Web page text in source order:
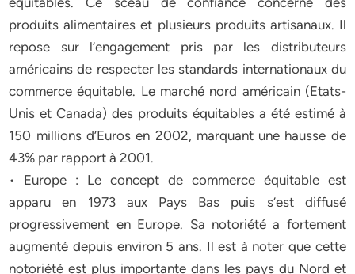
produits alimentaires et plusieurs produits artisanaux. Il
repose sur l’engagement pris par les distributeurs
américains de respecter les standards internationaux du
commerce équitable. Le marché nord américain (Etats-
Unis et Canada) des produits équitables a été estimé à
150 millions d’Euros en 2002, marquant une hausse de
43% par rapport à 2001.
• Europe : Le concept de commerce équitable est
apparu en 1973 aux Pays Bas puis s’est diffusé
progressivement en Europe. Sa notoriété a fortement
augmenté depuis environ 5 ans. Il est à noter que cette
notoriété est plus importante dans les pays du Nord et